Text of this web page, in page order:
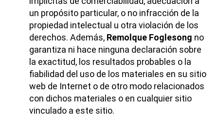
un propósito particular, o no infracción de la
propiedad intelectual u otra violación de los
derechos. Además, Remolque Foglesong no
garantiza ni hace ninguna declaración sobre
la exactitud, los resultados probables o la
fiabilidad del uso de los materiales en su sitio
web de Internet o de otro modo relacionados
con dichos materiales o en cualquier sitio
vinculado a este sitio.